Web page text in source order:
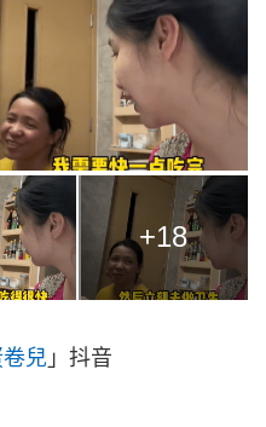
+18
兒 」抖音